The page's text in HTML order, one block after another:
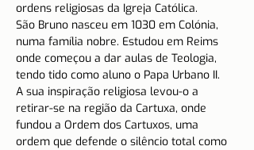
ordens religiosas da Igreja Católica.
São Bruno nasceu em 1030 em Colónia,
numa família nobre. Estudou em Reims
onde começou a dar aulas de Teologia,
tendo tido como aluno o Papa Urbano II.
A sua inspiração religiosa levou-o a
retirar-se na região da Cartuxa, onde
fundou a Ordem dos Cartuxos, uma
ordem que defende o silêncio total como